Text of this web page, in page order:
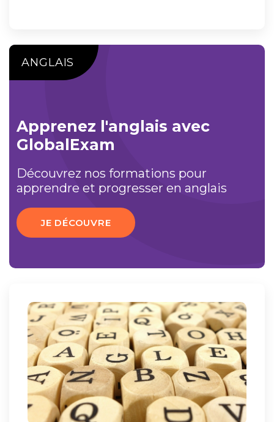
ANGLAIS
Apprenez l'anglais avec
GlobalExam
Découvrez nos formations pour
apprendre et progresser en anglais
JE DÉCOUVRE